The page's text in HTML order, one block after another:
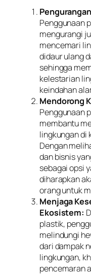
Penggunaan
mengurangi
mencemari
didaur ulang
sehingga
kelestarian
keindahan
Mendorong
Penggunaan
membantu
lingkungan di
Dengan
dan bisnis
sebagai opsi
diharapkan
orang untuk
Menjaga
Ekosistem:
plastik,
melindungi
dari dampak
lingkungan,
pencemaran